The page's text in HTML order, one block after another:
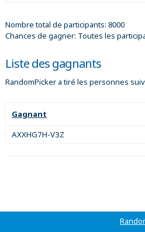
Nombre total de participants: 8000
Chances de gagner: Toutes les
Liste des gagnants
RandomPicker a tiré les personnes
Gagnant
AXXHG7H-V3Z